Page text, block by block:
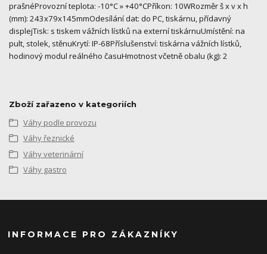
prašnéProvozní teplota: -10°C » +40°CPříkon: 10WRozměr š x v x h
(mm): 243x79x145mmOdesílání dat: do PC, tiskárnu, přídavný
displejTisk: s tiskem vážních lístků na externí tiskárnuUmístění: na
pult, stolek, stěnuKrytí: IP-68Příslušenství: tiskárna vážních lístků,
hodinový modul reálného časuHmotnost včetně obalu (kg): 2
Zboží zařazeno v kategoriích
Váhy podle provozu
Váhy řeznické
Váhy veterinární
Váhy gastro
INFORMACE PRO ZÁKAZNÍKY